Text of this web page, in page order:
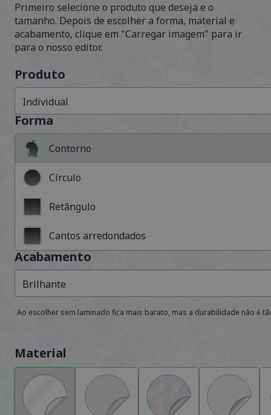
Primeiro selecione o produto que deseja e o
tamanho. Depois de escolher a forma, material e
acabamento, clique em "Carregar imagem" para ir
para o nosso editor.
Produto
Individual
Forma
Contorno
Círculo
Retângulo
Cantos arredondados
Acabamento
Brilhante
Ao escolher sem laminado fica mais barato, mas a durabilidade não é
Material